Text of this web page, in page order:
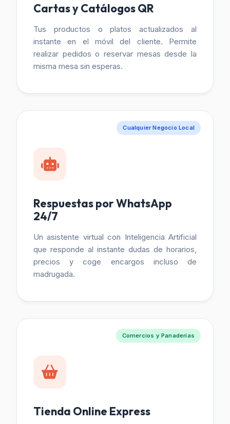
Cartas y Catálogos QR
Tus productos o platos actualizados al
instante en el móvil del cliente. Permite
realizar pedidos o reservar mesas desde la
misma mesa sin esperas.
Cualquier Negocio Local
Respuestas por WhatsApp
24/7
Un asistente virtual con Inteligencia Artificial
que responde al instante dudas de horarios,
precios y coge encargos incluso de
madrugada.
Comercios y Panaderías
Tienda Online Express